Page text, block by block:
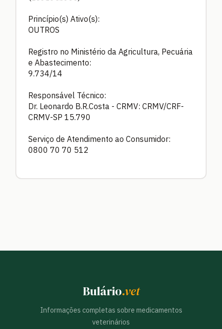
Princípio(s) Ativo(s):
OUTROS
Registro no Ministério da Agricultura, Pecuária
e Abastecimento:
9.734/14
Responsável Técnico:
Dr. Leonardo B.R.Costa - CRMV: CRMV/CRF-
CRMV-SP 15.790
Serviço de Atendimento ao Consumidor:
0800 70 70 512
Bulário.vet
Informações completas sobre medicamentos
veterinários